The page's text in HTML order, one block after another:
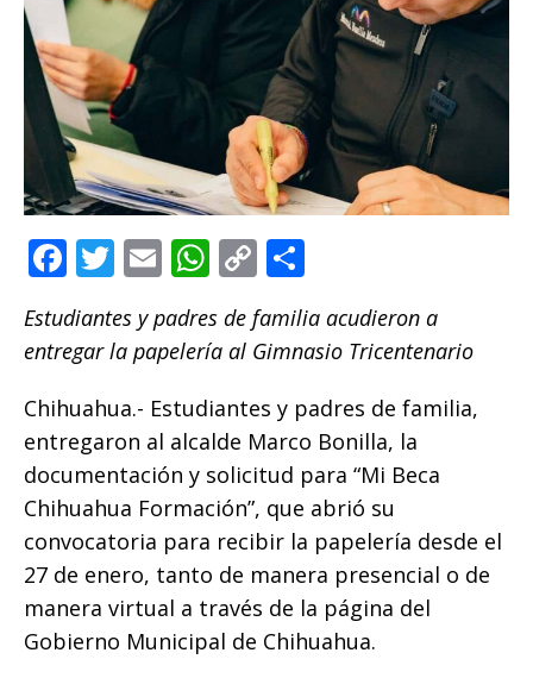
F
a
c
e
b
o
o
k
T
it
te
r
E
m
ai
l
W
at
s
A
p
p
C
o
p
y
Li
n
k
m
p
ar
ti
r
Estudiantes y padres de familia acudieron a
entregar la papelería al Gimnasio Tricentenario
Chihuahua.- Estudiantes y padres de familia,
entregaron al alcalde Marco Bonilla, la
documentación y solicitud para “Mi Beca
Chihuahua Formación”, que abrió su
convocatoria para recibir la papelería desde el
27 de enero, tanto de manera presencial o de
manera virtual a través de la página del
Gobierno Municipal de Chihuahua.